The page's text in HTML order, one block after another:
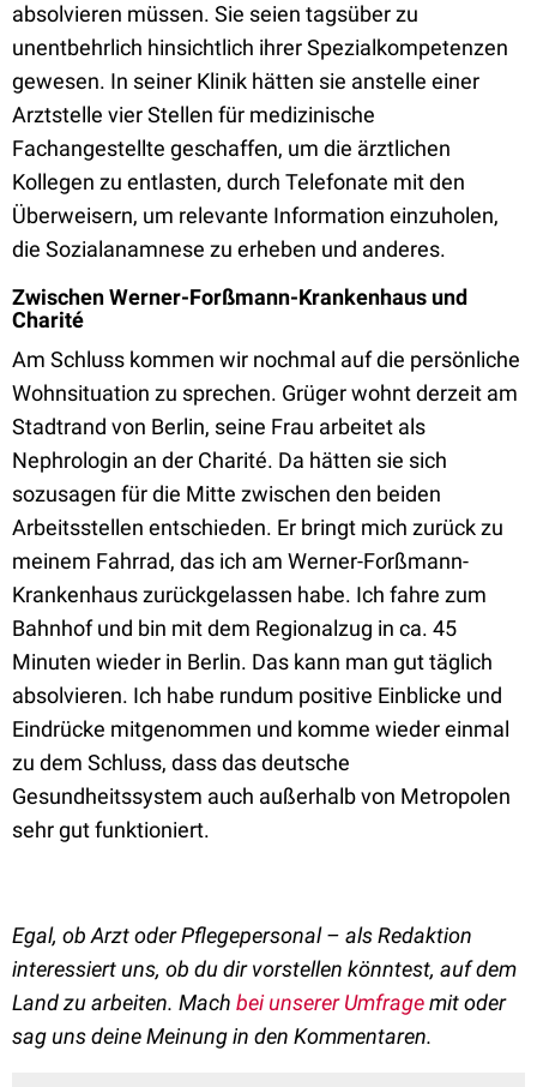
absolvieren müssen. Sie seien tagsüber zu
unentbehrlich hinsichtlich ihrer Spezialkompetenzen
gewesen. In seiner Klinik hätten sie anstelle einer
Arztstelle vier Stellen für medizinische
Fachangestellte geschaffen, um die ärztlichen
Kollegen zu entlasten, durch Telefonate mit den
Überweisern, um relevante Information einzuholen,
die Sozialanamnese zu erheben und anderes.
Zwischen Werner-Forßmann-Krankenhaus und
Charité
Am Schluss kommen wir nochmal auf die persönliche
Wohnsituation zu sprechen. Grüger wohnt derzeit am
Stadtrand von Berlin, seine Frau arbeitet als
Nephrologin an der Charité. Da hätten sie sich
sozusagen für die Mitte zwischen den beiden
Arbeitsstellen entschieden. Er bringt mich zurück zu
meinem Fahrrad, das ich am Werner-Forßmann-
Krankenhaus zurückgelassen habe. Ich fahre zum
Bahnhof und bin mit dem Regionalzug in ca. 45
Minuten wieder in Berlin. Das kann man gut täglich
absolvieren. Ich habe rundum positive Einblicke und
Eindrücke mitgenommen und komme wieder einmal
zu dem Schluss, dass das deutsche
Gesundheitssystem auch außerhalb von Metropolen
sehr gut funktioniert.
Egal, ob Arzt oder Pflegepersonal – als Redaktion
interessiert uns, ob du dir vorstellen könntest, auf dem
Land zu arbeiten. Mach bei unserer Umfragemit oder
sag uns deine Meinung in den Kommentaren.